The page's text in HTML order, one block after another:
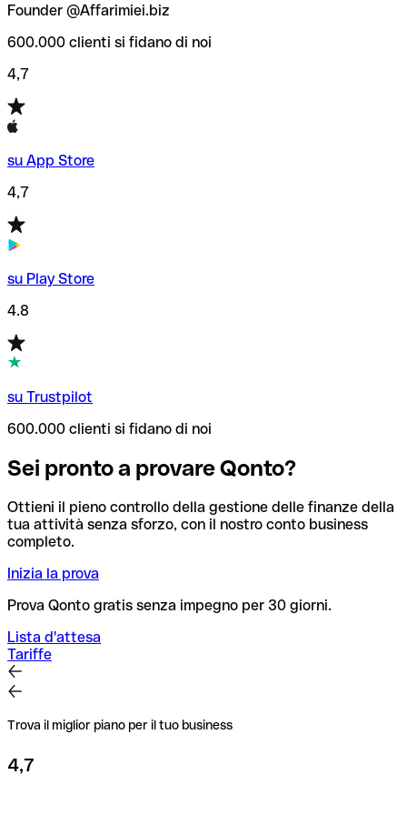
Founder @Affarimiei.biz
600.000 clienti si fidano di noi
4,7
su App Store
4,7
su Play Store
4.8
su Trustpilot
600.000 clienti si fidano di noi
Sei pronto a provare Qonto?
Ottieni il pieno controllo della gestione delle finanze della
tua attività senza sforzo, con il nostro conto business
completo.
Inizia la prova
Prova Qonto gratis senza impegno per 30 giorni.
Lista d'attesa
Tariffe
Trova il miglior piano per il tuo business
4,7